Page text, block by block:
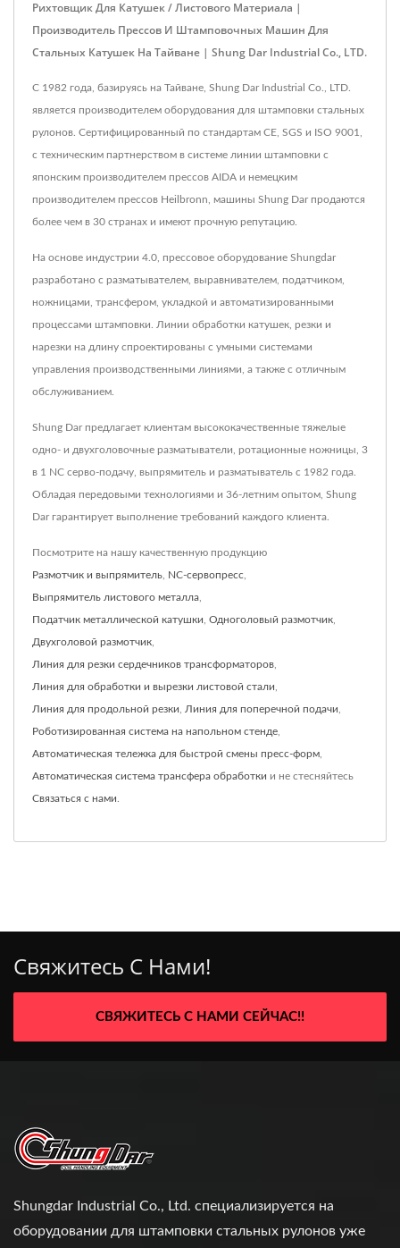
Рихтовщик Для Катушек / Листового Материала |
Производитель Прессов И Штамповочных Машин Для
Стальных Катушек На Тайване | Shung Dar Industrial Co., LTD.
С 1982 года, базируясь на Тайване, Shung Dar Industrial Co., LTD.
является производителем оборудования для штамповки стальных
рулонов. Сертифицированный по стандартам CE, SGS и ISO 9001,
с техническим партнерством в системе линии штамповки с
японским производителем прессов AIDA и немецким
производителем прессов Heilbronn, машины Shung Dar продаются
более чем в 30 странах и имеют прочную репутацию.
На основе индустрии 4.0, прессовое оборудование Shungdar
разработано с разматывателем, выравнивателем, податчиком,
ножницами, трансфером, укладкой и автоматизированными
процессами штамповки. Линии обработки катушек, резки и
нарезки на длину спроектированы с умными системами
управления производственными линиями, а также с отличным
обслуживанием.
Shung Dar предлагает клиентам высококачественные тяжелые
одно- и двухголовочные разматыватели, ротационные ножницы, 3
в 1 NC серво-подачу, выпрямитель и разматыватель с 1982 года.
Обладая передовыми технологиями и 36-летним опытом, Shung
Dar гарантирует выполнение требований каждого клиента.
Посмотрите на нашу качественную продукцию
Размотчик и выпрямитель NC-сервопресс
Выпрямитель листового металла
Податчик металлической катушки Одноголовый размотчик
Двухголовой размотчик
Линия для резки сердечников трансформаторов
Линия для обработки и вырезки листовой стали
Линия для продольной резки Линия для поперечной подачи
Роботизированная система на напольном стенде
Автоматическая тележка для быстрой смены пресс-форм
Автоматическая система трансфера обработки и не стесняйтесь
Связаться с нами
Свяжитесь С Нами!
СВЯЖИТЕСЬ С НАМИ СЕЙЧАС!!
Shungdar Industrial Co., Ltd. специализируется на
оборудовании для штамповки стальных рулонов уже